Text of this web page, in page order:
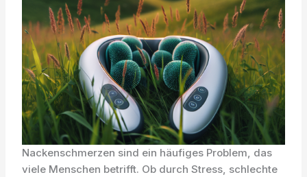
Nackenschmerzen sind ein häufiges Problem, das
viele Menschen betrifft. Ob durch Stress, schlechte